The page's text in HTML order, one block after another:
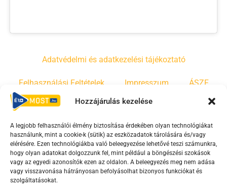
Hozzájárulás kezelése
A legjobb felhasználói élmény biztosítása érdekében olyan technológiákat
használunk, mint a cookie-k (sütik) az eszközadatok tárolására és/vagy
elérésére. Ezen technológiákba való beleegyezése lehetővé teszi számunkra,
hogy olyan adatokat dolgozzunk fel, mint például a böngészési szokások
vagy az egyedi azonosítók ezen az oldalon. A beleegyezés meg nem adása
vagy visszavonása hátrányosan befolyásolhat bizonyos funkciókat és
szolgáltatásokat.
Adatvédelmi és adatkezelési tájékoztató
Felhasználási Feltételek Impresszum ÁSZF
Irányelvek Moderálási szabályzat
F
a
c
e
Y
o
u
t
T
i
k